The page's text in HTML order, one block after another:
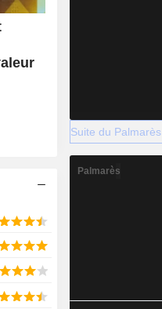
Suite du Palmarès
Palmarès